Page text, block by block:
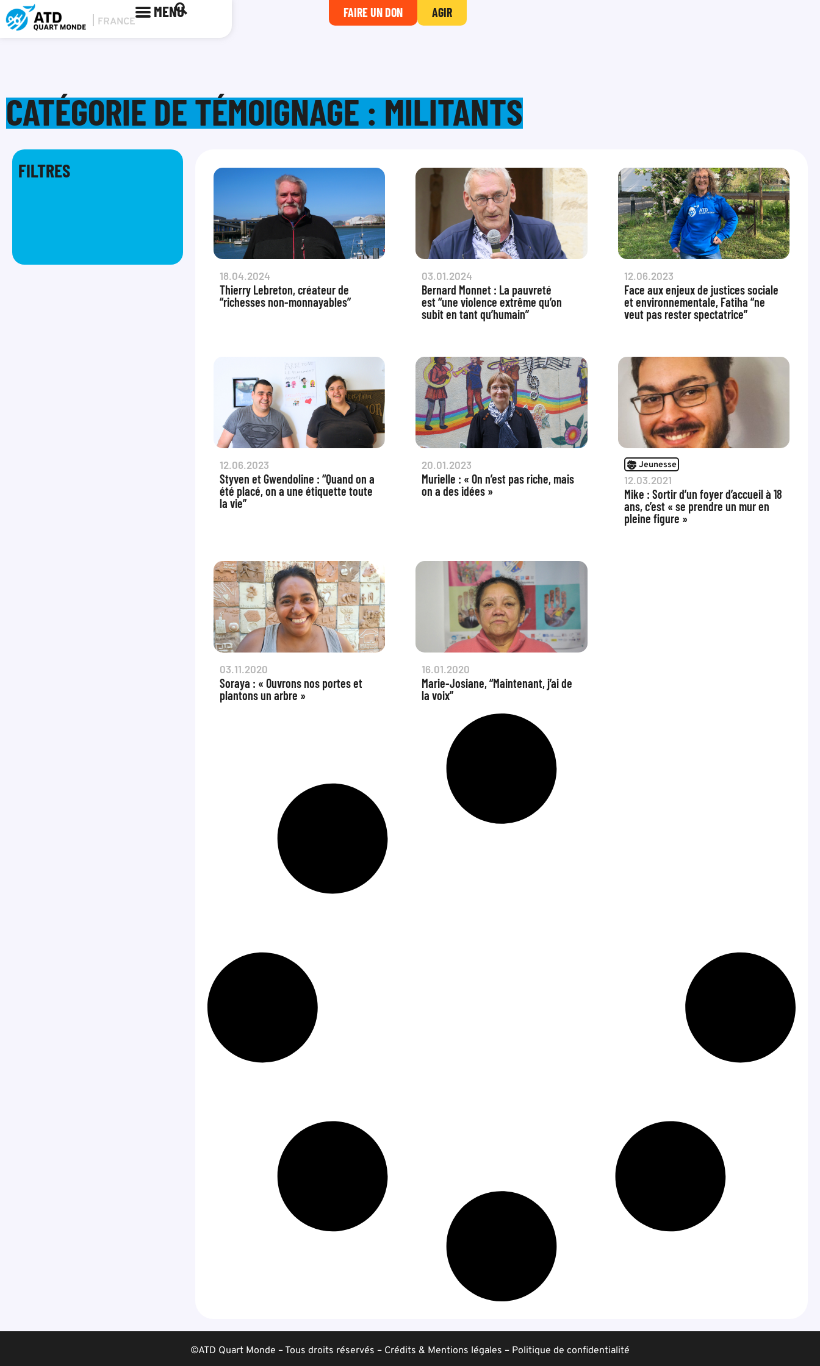
MENU FAIRE UN DON AGIR
CATÉGORIE DE TÉMOIGNAGE : MILITANTS
FILTRES
18.04.2024
Thierry Lebreton, créateur de
“richesses non-monnayables”
03.01.2024
Bernard Monnet : La pauvreté
est “une violence extrême qu’on
subit en tant qu’humain”
12.06.2023
Face aux enjeux de justices sociale
et environnementale, Fatiha “ne
veut pas rester spectatrice”
12.06.2023
Styven et Gwendoline : “Quand on a
été placé, on a une étiquette toute
la vie”
20.01.2023
Murielle : « On n’est pas riche, mais
on a des idées »
Jeunesse
12.03.2021
Mike : Sortir d’un foyer d’accueil à 18
ans, c’est « se prendre un mur en
pleine figure »
03.11.2020
Soraya : « Ouvrons nos portes et
plantons un arbre »
16.01.2020
Marie-Josiane, “Maintenant, j’ai de
la voix”
©ATD Quart Monde – Tous droits réservés – Crédits & Mentions légales – Politique de confidentialité